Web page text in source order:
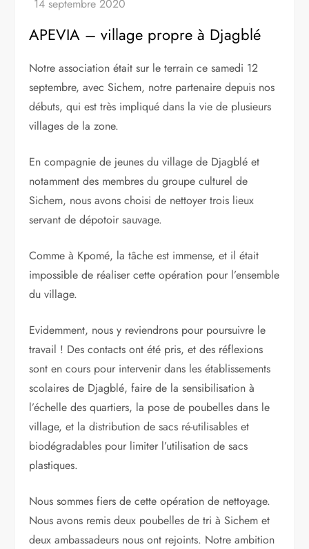
APEVIA – village propre à Djagblé
Notre association était sur le terrain ce samedi 12
septembre, avec Sichem, notre partenaire depuis nos
débuts, qui est très impliqué dans la vie de plusieurs
villages de la zone.
En compagnie de jeunes du village de Djagblé et
notamment des membres du groupe culturel de
Sichem, nous avons choisi de nettoyer trois lieux
servant de dépotoir sauvage.
Comme à Kpomé, la tâche est immense, et il était
impossible de réaliser cette opération pour l’ensemble
du village.
Evidemment, nous y reviendrons pour poursuivre le
travail ! Des contacts ont été pris, et des réflexions
sont en cours pour intervenir dans les établissements
scolaires de Djagblé, faire de la sensibilisation à
l’échelle des quartiers, la pose de poubelles dans le
village, et la distribution de sacs ré-utilisables et
biodégradables pour limiter l’utilisation de sacs
plastiques.
Nous sommes fiers de cette opération de nettoyage.
Nous avons remis deux poubelles de tri à Sichem et
deux ambassadeurs nous ont rejoints. Notre ambition